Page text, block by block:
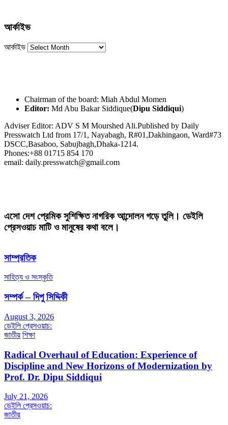
আর্কাইভ
আর্কাইভ
Chairman of the board: Miah Abdul Momen
Editor: Md Abu Bakar Siddique(Dipu Siddiqui)
Adviser Editor: ADV S M Mourshed Ali.Published by Daily
Presswatch Ltd from 17/1, Nayabagh, R#01,Dakhingaon, Ward#73
DSCC,Basaboo, Sabujbagh,Dhaka-1214.
Phones:+88 01715 854 170
email: daily.presswatch@gmail.com
এসো দেশ প্রেমিক সুশিক্ষিত নাগরিক আন্দোলন গড়ে তুলি। ডেইলি
প্রেসওয়াচ মাটি ও মানুষের কথা বলে।
সাম্প্রতিক
সাহিত্য ও সংস্কৃতি
সম্পর্ক – দিপু সিদ্দিকী
August 3, 2026
ডেইলি প্রেসওয়াচ:
জাতীয় শিক্ষা
Radical Overhaul of Education: Experience of
Discipline and New Horizons of Modernization by
Prof. Dr. Dipu Siddiqui
July 21, 2026
ডেইলি প্রেসওয়াচ:
জাতীয়